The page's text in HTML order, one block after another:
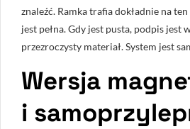
znaleźć. Ramka trafia dokładnie na
jest pełna. Gdy jest pusta, podpis jest
przezroczysty materiał. System jest
Wersja
i